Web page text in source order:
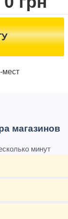
мест
магазинов
минут